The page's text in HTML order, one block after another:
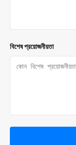
বিশেষ প্রয়োজনীয়তা